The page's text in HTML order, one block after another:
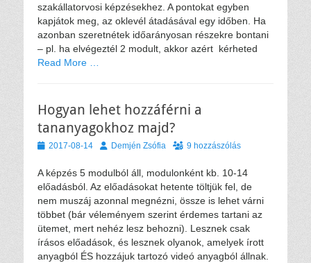
szakállatorvosi képzésekhez. A pontokat egyben
kapjátok meg, az oklevél átadásával egy időben. Ha
azonban szeretnétek időarányosan részekre bontani
– pl. ha elvégeztél 2 modult, akkor azért kérheted
Read More …
Hogyan lehet hozzáférni a
tananyagokhoz majd?
Közzétéve
2017-08-14 SzerzőDemjén Zsófia 9 hozzászólás
A képzés 5 modulból áll, modulonként kb. 10-14
előadásból. Az előadásokat hetente töltjük fel, de
nem muszáj azonnal megnézni, össze is lehet várni
többet (bár véleményem szerint érdemes tartani az
ütemet, mert nehéz lesz behozni). Lesznek csak
írásos előadások, és lesznek olyanok, amelyek írott
anyagból ÉS hozzájuk tartozó videó anyagból állnak.